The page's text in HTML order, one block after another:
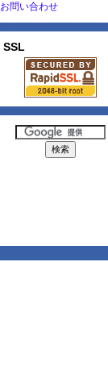
お問い合わせ
SSL